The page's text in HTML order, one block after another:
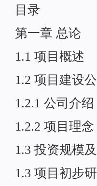
目录
第一章 总论
1.1 项目概述
1.2 项目建设
1.2.1 公司介绍
1.2.2 项目理念
1.3 投资规模
1.3 项目初步